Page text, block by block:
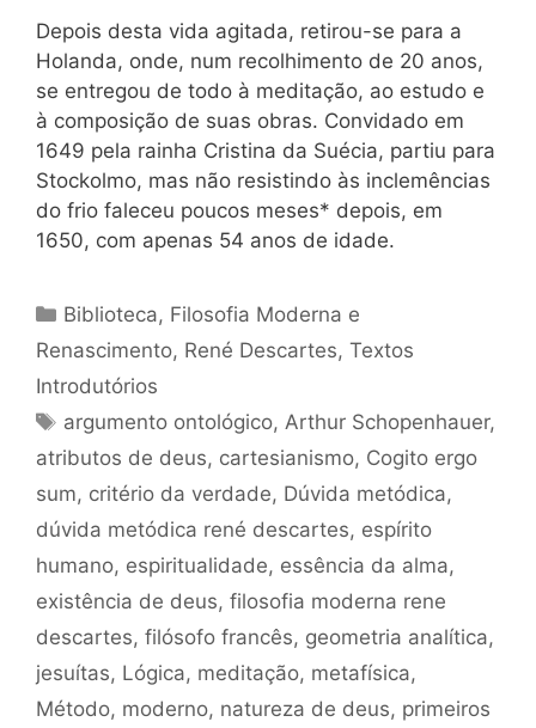
Depois desta vida agitada, retirou-se para a
Holanda, onde, num recolhimento de 20 anos,
se entregou de todo à meditação, ao estudo e
à composição de suas obras. Convidado em
1649 pela rainha Cristina da Suécia, partiu para
Stockolmo, mas não resistindo às inclemências
do frio faleceu poucos meses* depois, em
1650, com apenas 54 anos de idade.
Categorias
Biblioteca, Filosofia Moderna e
Renascimento, René Descartes, Textos
Introdutórios
Tags
argumento ontológico, Arthur Schopenhauer,
atributos de deus, cartesianismo, Cogito ergo
sum, critério da verdade, Dúvida metódica,
dúvida metódica rené descartes, espírito
humano, espiritualidade, essência da alma,
existência de deus, filosofia moderna rene
descartes, filósofo francês, geometria analítica,
jesuítas, Lógica, meditação, metafísica,
Método, moderno, natureza de deus, primeiros